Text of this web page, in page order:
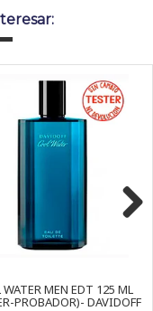
MEN EDT 125 ML
PROBADOR)- DAVIDOFF